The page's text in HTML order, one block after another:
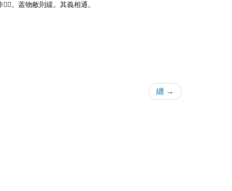
。葢物敝則緩。其義相通。
纏 →